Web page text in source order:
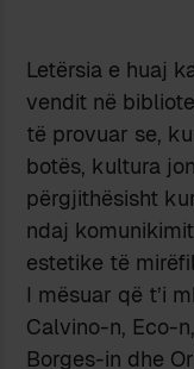
Letërsia e huaj
vendit në
të provuar se,
botës, kultura
përgjithësisht
ndaj
estetike të
I mësuar që t’i
Calvino-n, Eco-
Borges-in dhe